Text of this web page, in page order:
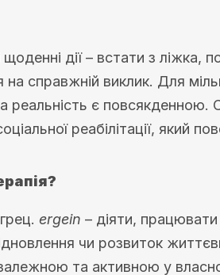
щоденні дії – встати з ліжка,
справжній виклик. Для
реальність є
реабілітації, який
ergein – діяти, працювати
чи розвиток
та активною у